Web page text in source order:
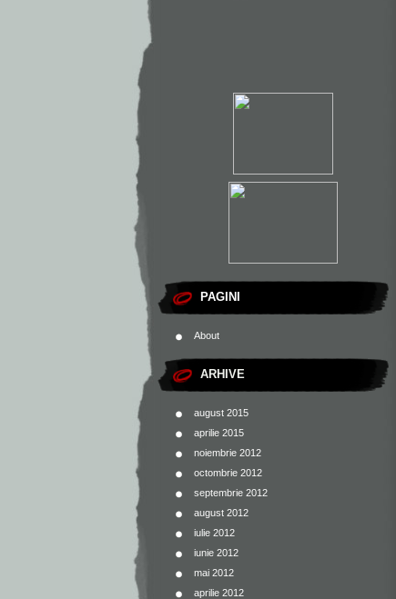
PAGINI
About
ARHIVE
august 2015
aprilie 2015
noiembrie 2012
octombrie 2012
septembrie 2012
august 2012
iulie 2012
iunie 2012
mai 2012
aprilie 2012